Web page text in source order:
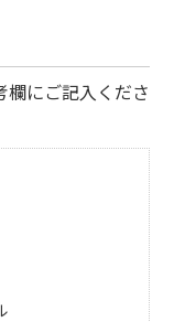
にご記入くださ